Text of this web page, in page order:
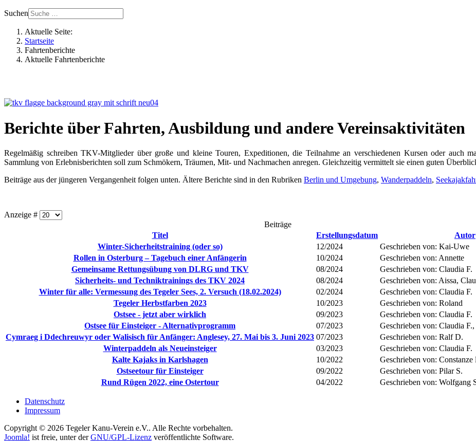
Suchen
Aktuelle Seite:
Startseite
Fahrtenberichte
Aktuelle Fahrtenberichte
Berichte über Fahrten, Ausbildung und andere Vereinsaktivitäten
Regelmäßig schreiben TKV-Mitglieder über große und kleine Touren, Expeditionen, die Teilnahme an verschiedenen Kursen oder auch
Sammlung von Erlebnisberichten soll zum Schmökern, Träumen, Mit- und Nachmachen anregen. Gleichzeitig vermittelt sie einen guten
Beiträge aus der jüngeren Vergangenheit folgen unten. Ältere Berichte sind in den Rubriken Berlin und Umgebung, Wanderpaddeln,
Anzeige #
Beiträge
Titel
Erstellungsdatum
Autor
Winter-Sicherheitstraining (oder so)
12/2024
Geschrieben von: Kai-Uwe
Rollen in Osterburg – Tagebuch einer Anfängerin
10/2024
Geschrieben von: Annette
Gemeinsame Rettungsübung von DLRG und TKV
08/2024
Geschrieben von: Claudia F.
Sicherheits- und Techniktrainings des TKV 2024
08/2024
Geschrieben von: Aissa,
Winter für alle: Vermessung des Tegeler Sees, 2. Versuch (18.02.2024)
02/2024
Geschrieben von: Claudia F.
Tegeler Herbstfarben 2023
10/2023
Geschrieben von: Roland
Ostsee - jetzt aber wirklich
09/2023
Geschrieben von: Claudia F.
Ostsee für Einsteiger - Alternativprogramm
07/2023
Geschrieben von: Claudia F.,
Cymraeg i Ddechreuwyr oder Walisisch für Anfänger: Anglesey, 27. Mai bis 3. Juni 2023 07/2023
Geschrieben von: Ralf D.
Winterpaddeln als Neueinsteiger
03/2023
Geschrieben von: Claudia F.
Kalte Kajaks in Karlshagen
10/2022
Geschrieben von: Constanze
Ostseetour für Einsteiger
09/2022
Geschrieben von: Pilar S.
Rund Rügen 2022, eine Ostertour
04/2022 Geschrieben von: Wolfgang
Datenschutz
Impressum
Copyright © 2026 Tegeler Kanu-Verein e.V.. Alle Rechte vorbehalten.
Joomla! ist freie, unter derGNU/GPL-Lizenz veröffentlichte Software.